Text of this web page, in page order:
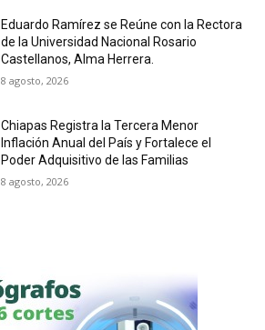
Eduardo Ramírez se Reúne con la Rectora
de la Universidad Nacional Rosario
Castellanos, Alma Herrera.
8 agosto, 2026
Chiapas Registra la Tercera Menor
Inflación Anual del País y Fortalece el
Poder Adquisitivo de las Familias
8 agosto, 2026